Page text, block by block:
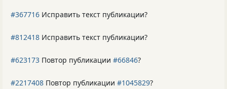
#367716 Исправить текст публикации?
#812418 Исправить текст публикации?
#623173 Повтор публикации #66846?
#2217408 Повтор публикации #1045829?